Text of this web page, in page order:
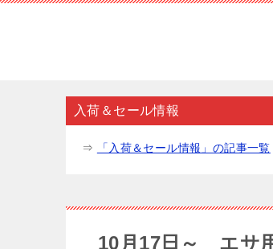
入荷＆セール情報
⇒ 「入荷＆セール情報」の記事一覧
10月17日～ エサ